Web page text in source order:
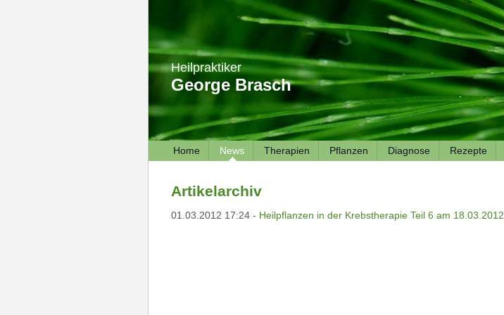
Heilpraktiker
George Brasch
Home News Therapien Pflanzen Diagnose Rezepte
Artikelarchiv
01.03.2012 17:24 - Heilpflanzen in der Krebstherapie Teil 6 am 18.03.2012